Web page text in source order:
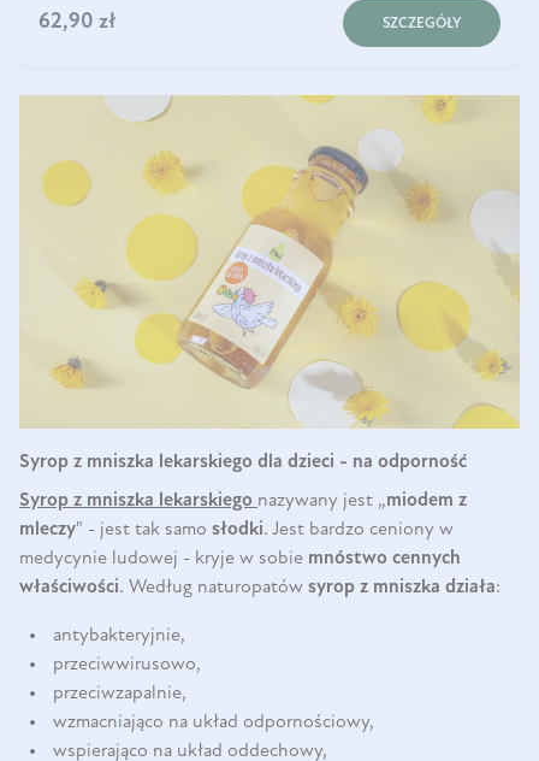
62,90 zł SZCZEGÓŁY
Syrop z mniszka lekarskiego dla dzieci - na odporność
Syrop z mniszka lekarskiego nazywany jest „miodem z
mleczy" - jest tak samo słodki. Jest bardzo ceniony w
medycynie ludowej - kryje w sobie mnóstwo cennych
właściwości. Według naturopatów syrop z mniszka działa:
antybakteryjnie,
przeciwwirusowo,
przeciwzapalnie,
wzmacniająco na układ odpornościowy,
wspierająco na układ oddechowy,